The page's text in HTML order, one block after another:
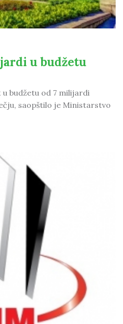
u budžetu
budžetu od 7 milijardi
saopštilo je Ministarstvo